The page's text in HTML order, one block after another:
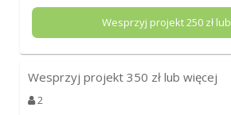
Wesprzyj projekt250zł
Wesprzyj projekt 350 zł lub więcej
2